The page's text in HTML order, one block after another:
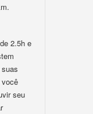
2.5h e
seu